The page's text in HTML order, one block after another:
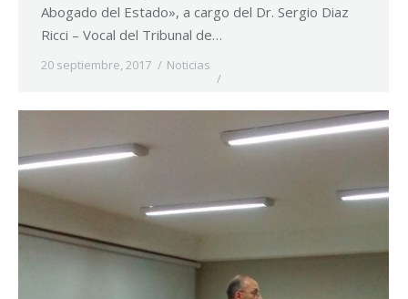
Abogado del Estado», a cargo del Dr. Sergio Diaz
Ricci – Vocal del Tribunal de…
20 septiembre, 2017 Noticias